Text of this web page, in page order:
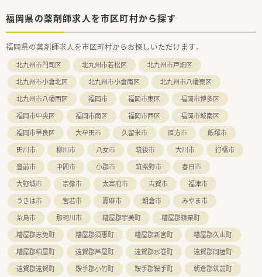
福岡県の薬剤師求人を市区町村から探す
福岡県の薬剤師求人を市区町村からお探しいただけます。
北九州市門司区 北九州市若松区
北九州市戸畑区
北九州市小倉北区
北九州市小倉南区
北九州市八幡東区
北九州市八幡西区
福岡市 福岡市東区
福岡市博多区
福岡市中央区
福岡市南区 福岡市西区
福岡市城南区
福岡市早良区
大牟田市 久留米市 直方市
飯塚市
田川市
柳川市 八女市 筑後市 大川市
行橋市
豊前市
中間市 小郡市 筑紫野市
春日市
大野城市
宗像市 太宰府市 古賀市
福津市
うきは市
宮若市 嘉麻市 朝倉市
みやま市
糸島市
那珂川市 糟屋郡宇美町
糟屋郡篠栗町
糟屋郡志免町
糟屋郡須惠町 糟屋郡新宮町
糟屋郡久山町
糟屋郡粕屋町
遠賀郡芦屋町 遠賀郡水巻町
遠賀郡岡垣町
遠賀郡遠賀町
鞍手郡小竹町 鞍手郡鞍手町
朝倉郡筑前町